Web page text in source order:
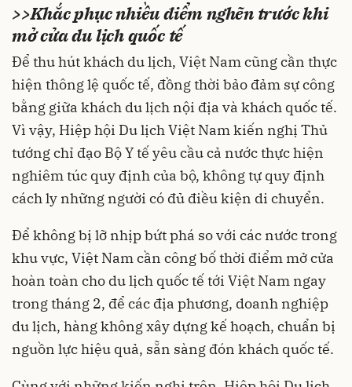
>>Khắc phục nhiều điểm nghẽn trước khi
mở cửa du lịch quốc tế
Để thu hút khách du lịch, Việt Nam cũng cần thực
hiện thông lệ quốc tế, đồng thời bảo đảm sự công
bằng giữa khách du lịch nội địa và khách quốc tế.
Vì vậy, Hiệp hội Du lịch Việt Namkiến nghị Thủ
tướng chỉ đạo Bộ Y tế yêu cầu cả nước thực hiện
nghiêm túc quy định của bộ, không tự quy định
cách ly những người có đủ điều kiện di chuyển.
Để không bị lỡ nhịp bứt phá so với các nước trong
khu vực, Việt Nam cần công bố thời điểm mở cửa
hoàn toàn cho du lịch quốc tế tới Việt Nam ngay
trong tháng 2, để các địa phương, doanh nghiệp
du lịch, hàng không xây dựng kế hoạch, chuẩn bị
nguồn lực hiệu quả, sẵn sàng đón khách quốc tế.